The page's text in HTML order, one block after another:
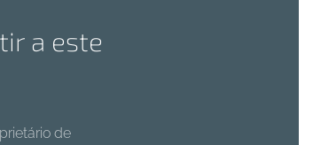
a este
de